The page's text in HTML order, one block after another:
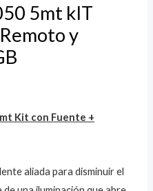
5mt kIT
y
Kit con Fuente +
aliada para disminuir el